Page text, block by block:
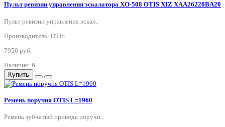
Пульт ревизии управления эскалатора XO-508 OTIS XIZ XAA26220BA20
Пульт ревизии управления эскал..
Производитель: OTIS
7950 руб.
Наличие: 6
Купить
Ремень поручня OTIS L=1960
Ремень зубчатый привода поручн..